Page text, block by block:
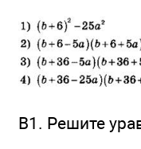
В1. Решите